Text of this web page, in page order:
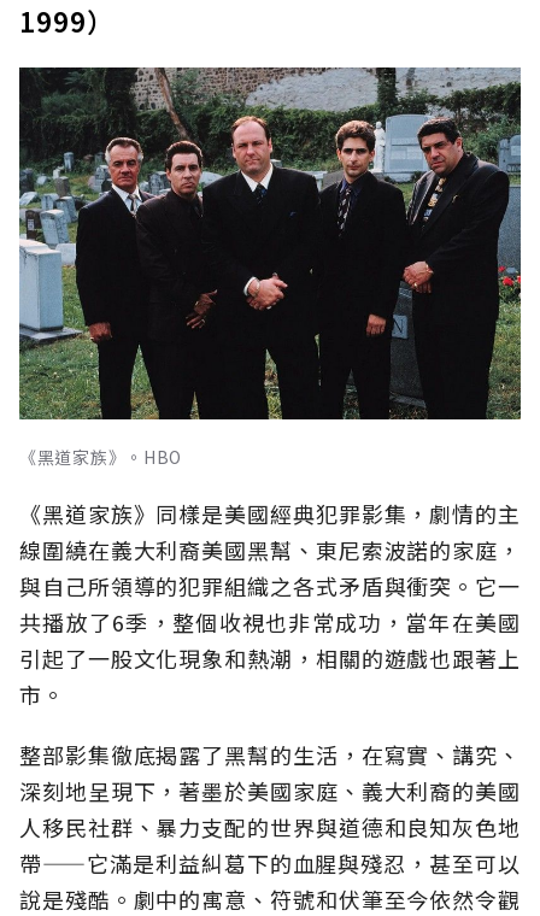
1999）
《黑道家族》。HBO
《黑道家族》同樣是美國經典犯罪影集，劇情的主
線圍繞在義大利裔美國黑幫、東尼索波諾的家庭，
與自己所領導的犯罪組織之各式矛盾與衝突。它一
共播放了6季，整個收視也非常成功，當年在美國
引起了一股文化現象和熱潮，相關的遊戲也跟著上
市。
整部影集徹底揭露了黑幫的生活，在寫實、講究、
深刻地呈現下，著墨於美國家庭、義大利裔的美國
人移民社群、暴力支配的世界與道德和良知灰色地
帶——它滿是利益糾葛下的血腥與殘忍，甚至可以
說是殘酷。劇中的寓意、符號和伏筆至今依然令觀